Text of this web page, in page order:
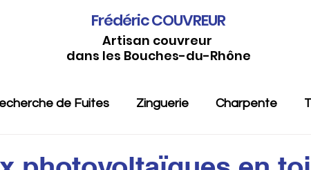
Frédéric COUVREUR
Artisan couvreur
dans les Bouches-du-Rhône
de Fuites Zinguerie Charpente